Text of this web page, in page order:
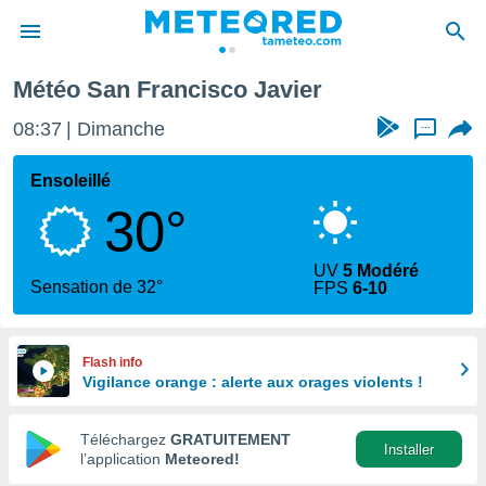
de
Météo San Francisco Javier
08:37 Dimanche ...
Ensoleillé
30°
Sensation de 32°
UV5 Modéré
FPS6-10
Flash info
Vigilance orange : alerte aux orages violents !
Téléchargez GRATUITEMENT
l’application Meteored!
Installer